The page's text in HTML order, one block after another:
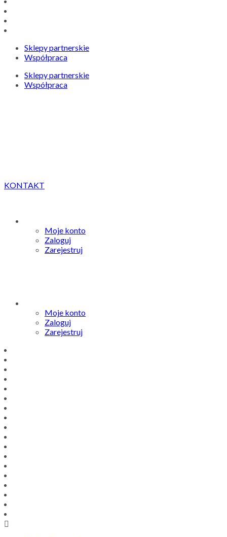
Sklepy partnerskie
Współpraca
Sklepy partnerskie
Współpraca
KONTAKT
Moje konto
Zaloguj
Zarejestruj
Moje konto
Zaloguj
Zarejestruj